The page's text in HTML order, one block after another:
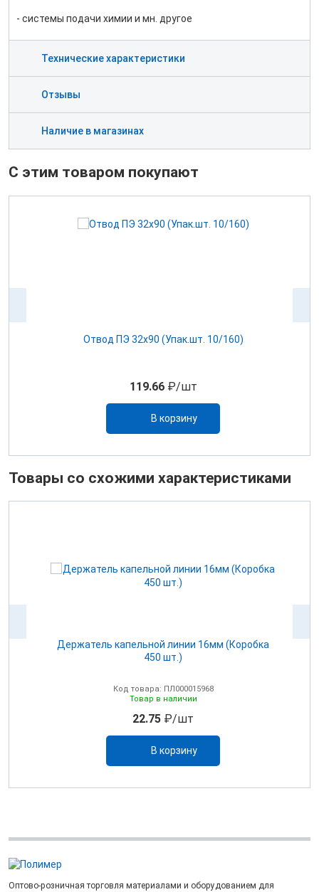
- системы подачи химии и мн. другое
Технические характеристики
Отзывы
Наличие в магазинах
С этим товаром покупают
Отвод ПЭ 32х90 (Упак.шт. 10/160)
119.66₽/шт
В корзину
Товары со схожими характеристиками
Держатель капельной линии 16мм (Коробка
450 шт.)
Код товара: ПЛ000015968
Товар в наличии
22.75 ₽/шт
В корзину
Оптово-розничная торговля материалами и оборудованием для